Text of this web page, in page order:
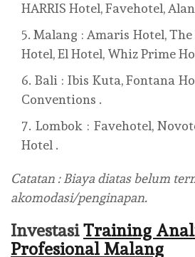
HARRIS Hotel, Favehotel,
Malang : Amaris Hotel, The
Hotel, El Hotel, Whiz Prime
Bali : Ibis Kuta, Fontana
Conventions .
Lombok : Favehotel,
Hotel .
Catatan : Biaya diatas belum
akomodasi/penginapan.
InvestasiTraining
Profesional Malang